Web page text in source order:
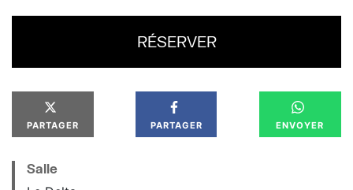
RÉSERVER
PARTAGER PARTAGER ENVOYER
Salle